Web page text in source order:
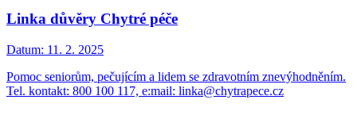
Linka důvěry Chytré péče
Datum: 11. 2. 2025
Pomoc seniorům, pečujícím a lidem se zdravotním znevýhodněním.
Tel. kontakt: 800 100 117, e:mail: linka@chytrapece.cz